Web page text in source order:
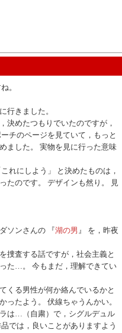
。
行きました。
決めたつもりでいたのですが，
チのページを見ていて，もっと
ました。 実物を見に行った意味
れにしよう」 と決めたものは，
たのです。 デザインも然り。 見
ソンさんの 『湖の男 』 を，昨夜
捜査する話ですが，社会主義と
た…。 今もまだ，理解できてい
くる男性が何か絡んでいるかと
ったよう。 伏線ちゃうんかい。
は…（自粛）で，シグルデュル
では，良いことがありますよう